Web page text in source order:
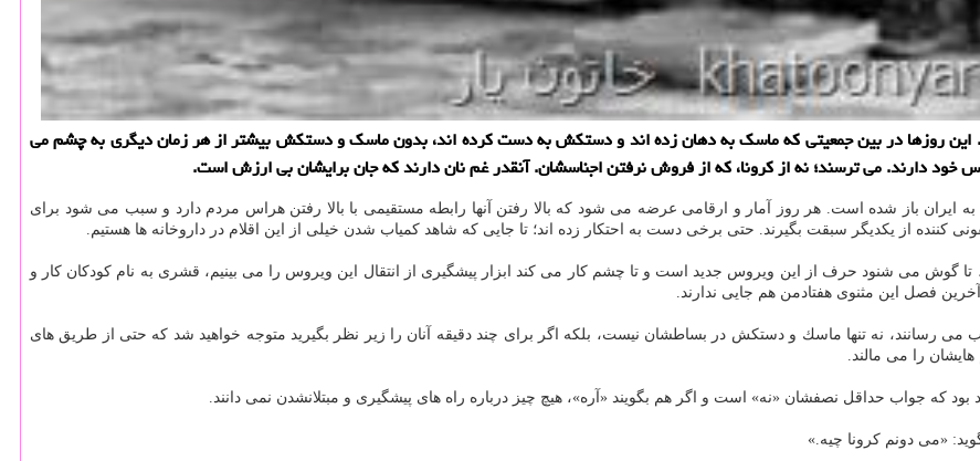
روزها در بین جمعیتی كه ماسك به دهان زده اند و دستكش به دست كرده اند، بدون ماسك و دستكش بیشتر از هر زمان دیگری به چشم می
دارند. می ترسند؛ نه از كرونا، كه از فروش نرفتن اجناسشان. آنقدر غم نان دارند كه جان برایشان بی ارزش است.
ایران باز شده است. هر روز آمار و ارقامی عرضه می شود كه بالا رفتن آنها رابطه مستقیمی با بالا رفتن هراس مردم دارد و سبب می شود برای
از یكدیگر سبقت بگیرند. حتی برخی دست به احتكار زده اند؛ تا جایی كه شاهد كمیاب شدن خیلی از این اقلام در داروخانه ها هستیم.
تا گوش می شنود حرف از این ویروس جدید است و تا چشم كار می كند ابزار پیشگیری از انتقال این ویروس را می بینیم، قشری به نام كودكان كار و
فصل این مثنوی هفتادمن هم جایی ندارند.
می رسانند، نه تنها ماسك و دستكش در بساطشان نیست، بلكه اگر برای چند دقیقه آنان را زیر نظر بگیرید متوجه خواهید شد كه حتی از طریق های
را می مالند.
كه جواب حداقل نصفشان «نه» است و اگر هم بگویند «آره»، هیچ چیز درباره راه های پیشگیری و مبتلانشدن نمی دانند.